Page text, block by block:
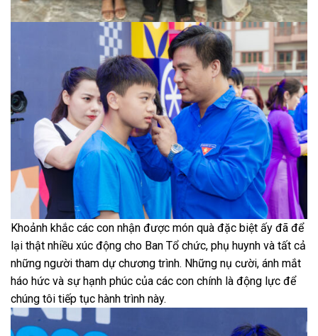
Khoảnh khắc các con nhận được món quà đặc biệt ấy đã để
lại thật nhiều xúc động cho Ban Tổ chức, phụ huynh và tất cả
những người tham dự chương trình. Những nụ cười, ánh mắt
háo hức và sự hạnh phúc của các con chính là động lực để
chúng tôi tiếp tục hành trình này.